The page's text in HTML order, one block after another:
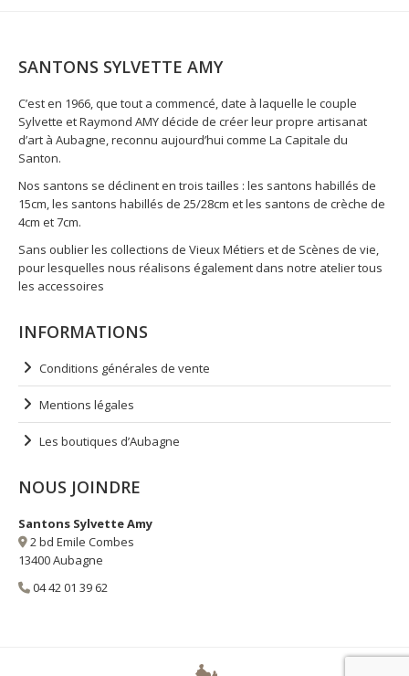
SANTONS SYLVETTE AMY
C’est en 1966, que tout a commencé, date à laquelle le couple
Sylvette et Raymond AMY décide de créer leur propre artisanat
d’art à Aubagne, reconnu aujourd’hui comme La Capitale du
Santon.
Nos santons se déclinent en trois tailles : les santons habillés de
15cm, les santons habillés de 25/28cm et les santons de crèche de
4cm et 7cm.
Sans oublier les collections de Vieux Métiers et de Scènes de vie,
pour lesquelles nous réalisons également dans notre atelier tous
les accessoires
INFORMATIONS
Conditions générales de vente
Mentions légales
Les boutiques d’Aubagne
NOUS JOINDRE
Santons Sylvette Amy
2 bd Emile Combes
13400 Aubagne
04 42 01 39 62